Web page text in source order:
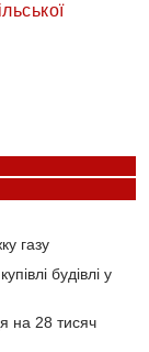
газу
будівлі у
на 28 тисяч